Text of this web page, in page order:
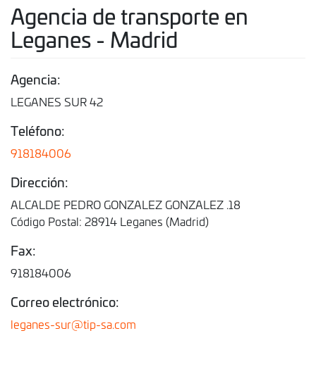
Agencia de transporte en
Leganes - Madrid
Agencia:
LEGANES SUR 42
Teléfono:
918184006
Dirección:
ALCALDE PEDRO GONZALEZ GONZALEZ .18
Código Postal: 28914 Leganes (Madrid)
Fax:
918184006
Correo electrónico:
leganes-sur@tip-sa.com